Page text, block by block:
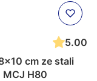
5.00
cm ze stali
MCJ H80